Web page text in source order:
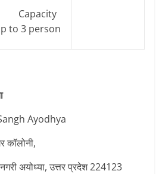
Capacity
to 3 person
Ayodhya
कॉलोनी,
अयोध्या, उत्तर प्रदेश 224123